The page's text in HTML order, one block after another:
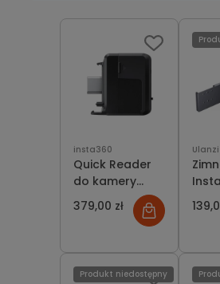
insta360
Quick Reader
do kamery
Insta360 Ace
Pro
379,00 zł
Ulanzi
Cold
Produkt niedostępny